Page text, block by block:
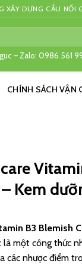
XÂY DỰNG CẦU NỐI
– Zalo: 0986 561
CHÍNH SÁCH VẬN
Kem
B3 Blemish
là một công thức
các nhược điểm